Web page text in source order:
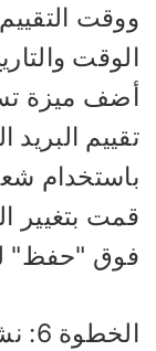
التقييم
ميزة
البريد
بتغيير
"حفظ"
6: نشر الاختبار ومشاركته